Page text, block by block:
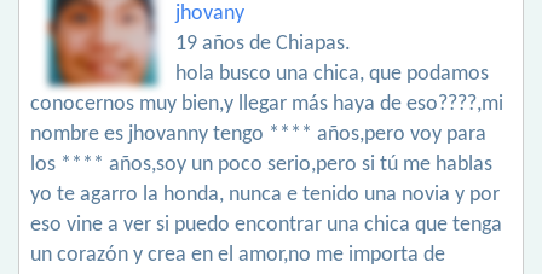
jhovany
19 años de Chiapas.
hola busco una chica, que podamos
conocernos muy bien,y llegar más haya de eso????,mi
nombre es jhovanny tengo **** años,pero voy para
los **** años,soy un poco serio,pero si tú me hablas
yo te agarro la honda, nunca e tenido una novia y por
eso vine a ver si puedo encontrar una chica que tenga
un corazón y crea en el amor,no me importa de